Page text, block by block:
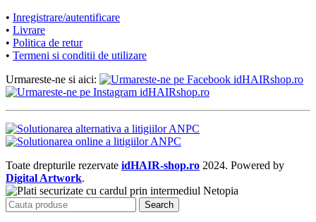
• Inregistrare/autentificare
• Livrare
• Politica de retur
• Termeni si conditii de utilizare
Urmareste-ne si aici:
Toate drepturile rezervate idHAIR-shop.ro 2024. Powered by
Digital Artwork.
Search